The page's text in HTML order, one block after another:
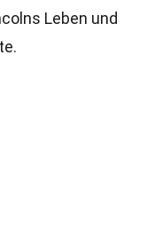
Leben und